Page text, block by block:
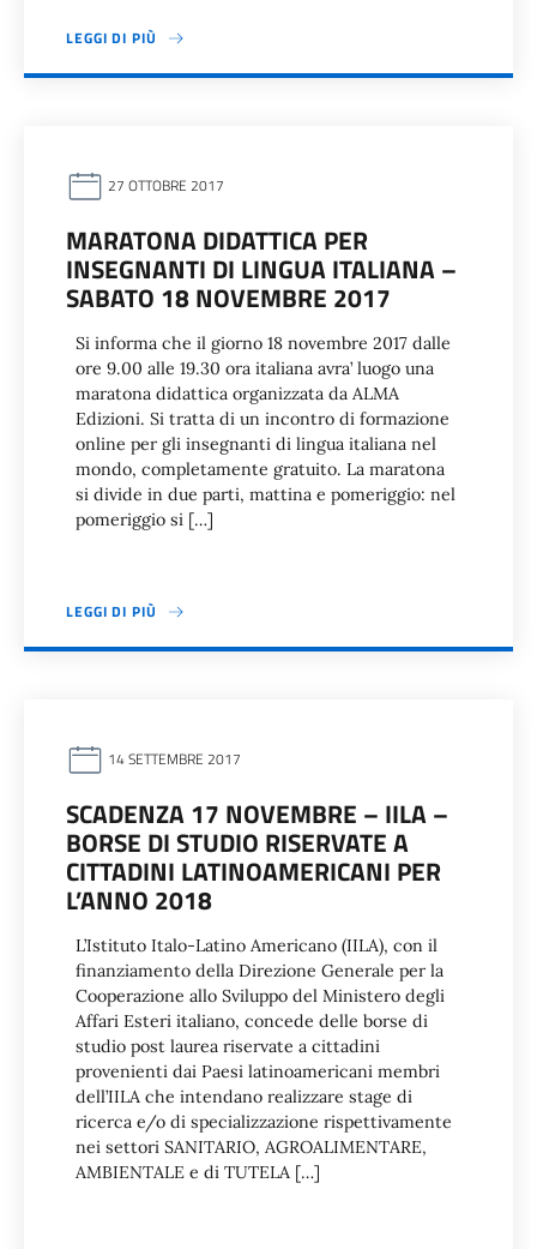
LEGGI DI PIÙ
27 OTTOBRE 2017
MARATONA DIDATTICA PER
INSEGNANTI DI LINGUA ITALIANA –
SABATO 18 NOVEMBRE 2017
Si informa che il giorno 18 novembre 2017 dalle
ore 9.00 alle 19.30 ora italiana avra’ luogo una
maratona didattica organizzata da ALMA
Edizioni. Si tratta di un incontro di formazione
online per gli insegnanti di lingua italiana nel
mondo, completamente gratuito. La maratona
si divide in due parti, mattina e pomeriggio: nel
pomeriggio si […]
LEGGI DI PIÙ
14 SETTEMBRE 2017
SCADENZA 17 NOVEMBRE – IILA –
BORSE DI STUDIO RISERVATE A
CITTADINI LATINOAMERICANI PER
L’ANNO 2018
L’Istituto Italo-Latino Americano (IILA), con il
finanziamento della Direzione Generale per la
Cooperazione allo Sviluppo del Ministero degli
Affari Esteri italiano, concede delle borse di
studio post laurea riservate a cittadini
provenienti dai Paesi latinoamericani membri
dell’IILA che intendano realizzare stage di
ricerca e/o di specializzazione rispettivamente
nei settori SANITARIO, AGROALIMENTARE,
AMBIENTALE e di TUTELA […]